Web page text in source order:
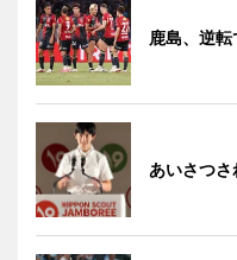
鹿島、逆
あいさつさ